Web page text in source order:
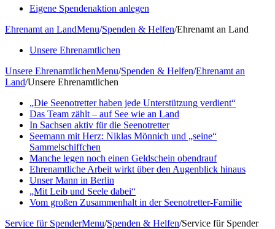
Eigene Spendenaktion anlegen
Ehrenamt an LandMenu/Spenden & Helfen/Ehrenamt an Land
Unsere Ehrenamtlichen
Unsere EhrenamtlichenMenu/Spenden & Helfen/Ehrenamt an
Land/Unsere Ehrenamtlichen
„Die Seenotretter haben jede Unterstützung verdient“
Das Team zählt – auf See wie an Land
In Sachsen aktiv für die Seenotretter
Seemann mit Herz: Niklas Mönnich und „seine“
Sammelschiffchen
Manche legen noch einen Geldschein obendrauf
Ehrenamtliche Arbeit wirkt über den Augenblick hinaus
Unser Mann in Berlin
„Mit Leib und Seele dabei“
Vom großen Zusammenhalt in der Seenotretter-Familie
Service für SpenderMenu/Spenden & Helfen/Service für Spender